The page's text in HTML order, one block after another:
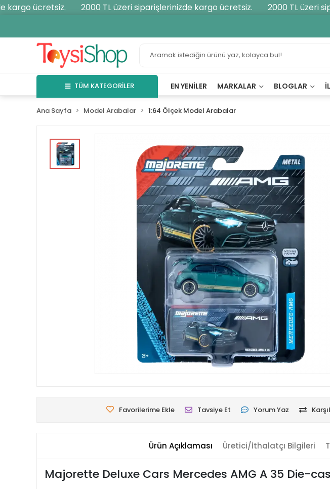
ücretsiz. 2000 TL üzeri siparişlerinizde kargo ücretsiz. 2000 TL üzeri
TÜM KATEGORİLER EN YENILER MARKALAR BLOGLAR
Ana Sayfa Model Arabalar 1:64 Ölçek Model Arabalar
Favorilerime Ekle Tavsiye Et Yorum Yaz
Ürün Açıklaması Üretici/İthalatçı Bilgileri
Majorette Deluxe Cars Mercedes AMG A 35 Die-